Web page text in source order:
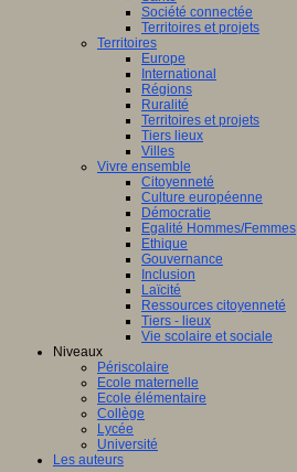
Société connectée
Territoires et projets
Territoires
Europe
International
Régions
Ruralité
Territoires et projets
Tiers lieux
Villes
Vivre ensemble
Citoyenneté
Culture européenne
Démocratie
Egalité Hommes/Femmes
Ethique
Gouvernance
Inclusion
Laïcité
Ressources citoyenneté
Tiers - lieux
Vie scolaire et sociale
Niveaux
Périscolaire
Ecole maternelle
Ecole élémentaire
Collège
Lycée
Université
Les auteurs